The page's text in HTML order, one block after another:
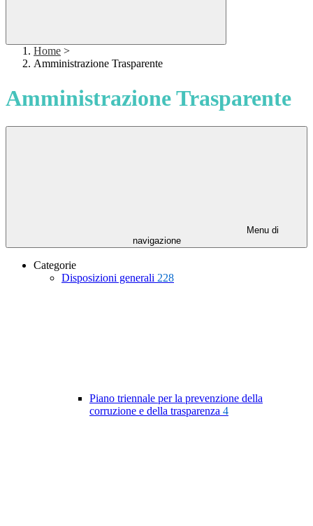
Home >
Amministrazione Trasparente
Amministrazione Trasparente
Menu di
navigazione
Categorie
Disposizioni generali 228
Piano triennale per la prevenzione della
corruzione e della trasparenza 4